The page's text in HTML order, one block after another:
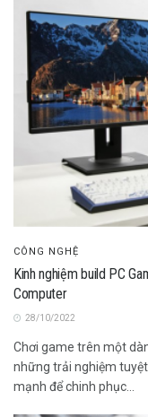
CÔNG NGHỆ
Kinh nghiệm build PC
Computer
28/10/2022
Chơi game trên một
những trải nghiệm
mạnh để chinh phục...